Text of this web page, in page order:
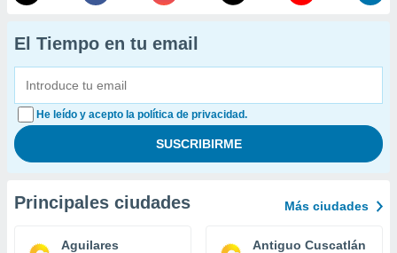
El Tiempo en tu email
He leído y acepto la política de privacidad.
Principales ciudades Más ciudades
Aguilares Antiguo Cuscatlán